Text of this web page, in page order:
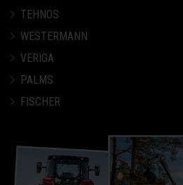
TEHNOS
WESTERMANN
VERIGA
PALMS
FISCHER